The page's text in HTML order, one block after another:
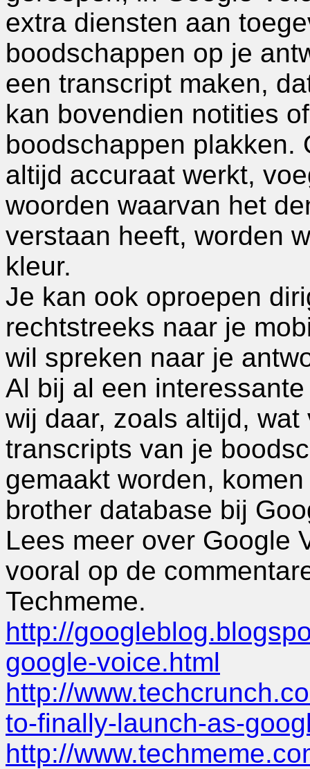
extra diensten aan
boodschappen op je
een transcript maken,
kan bovendien notities
boodschappen plakken.
altijd accuraat werkt,
woorden waarvan het
verstaan heeft, worden
kleur.
Je kan ook oproepen
rechtstreeks naar je
wil spreken naar je
Al bij al een
wij daar, zoals altijd,
transcripts van je
gemaakt worden,
brother database bij
Lees meer over Google
vooral op de
Techmeme.
http://
google-voice.html
http://
to-finally-launch-as-
http://